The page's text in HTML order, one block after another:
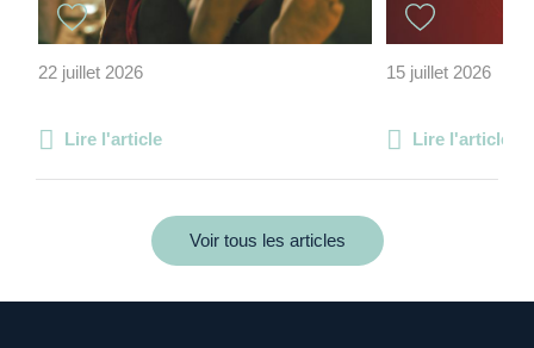
22 juillet 2026
Lire l'article
15 juillet 2026
Lire l'article
Voir tous les articles